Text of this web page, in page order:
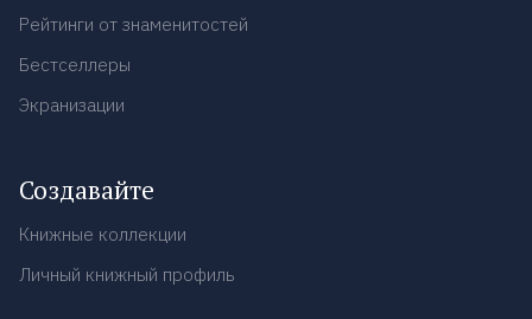
Рейтинги от знаменитостей
Бестселлеры
Экранизации
Создавайте
Книжные коллекции
Личный книжный профиль